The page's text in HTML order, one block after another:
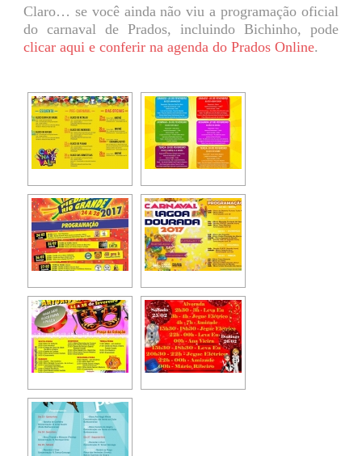
Claro… se você ainda não viu a programação oficial
do carnaval de Prados, incluindo Bichinho, pode
clicar aqui e conferir na agenda do Prados Online.